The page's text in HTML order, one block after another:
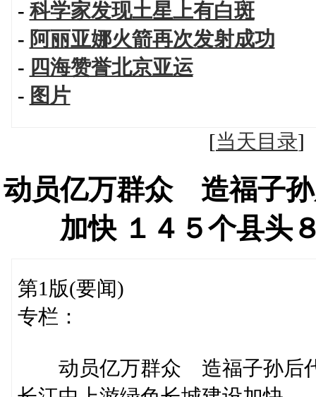
- 科学家发现土星上有白斑
- 阿丽亚娜火箭再次发射成功
- 四海赞誉北京亚运
- 图片
[当天目录
动员亿万群众 造福子孙
加快 １４５个县头
第1版(要闻)
专栏：
动员亿万群众 造福子孙后